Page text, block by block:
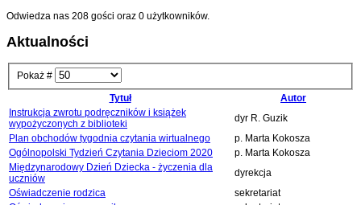
Odwiedza nas 208 gości oraz 0 użytkowników.
Aktualności
Pokaż #
Tytuł
Autor
Instrukcja zwrotu podręczników i książek
wypożyczonych z biblioteki
dyr R. Guzik
Plan obchodów tygodnia czytania wirtualnego
p. Marta Kokosza
Ogólnopolski Tydzień Czytania Dzieciom 2020
p. Marta Kokosza
Międzynarodowy Dzień Dziecka - życzenia dla
uczniów
dyrekcja
Oświadczenie rodzica
sekretariat